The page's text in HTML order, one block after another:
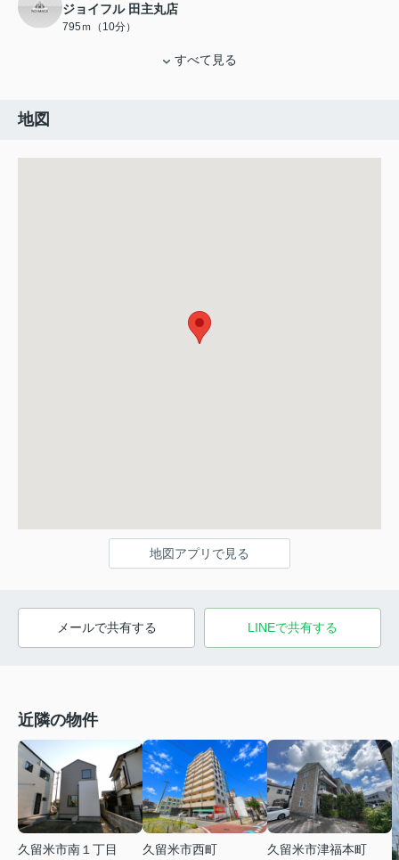
ジョイフル 田主丸店
795ｍ（10分）
すべて見る
地図
地図アプリで見る
メールで共有する LINEで共有する
近隣の物件
久留米市南１丁目
久留米市西町
久留米市津福本町